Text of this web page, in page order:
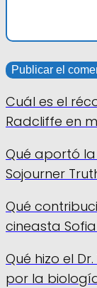
Cuál es el
Radcliffe en
Qué aportó
Sojourner
Qué
cineasta
Qué hizo el
por la